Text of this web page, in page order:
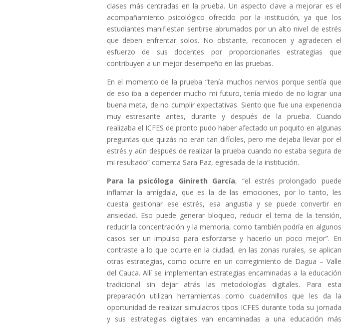
clases más centradas en la prueba. Un aspecto clave a mejorar es el
acompañamiento psicológico ofrecido por la institución, ya que los
estudiantes manifiestan sentirse abrumados por un alto nivel de estrés
que deben enfrentar solos. No obstante, reconocen y agradecen el
esfuerzo de sus docentes por proporcionarles estrategias que
contribuyen a un mejor desempeño en las pruebas.
En el momento de la prueba “tenía muchos nervios porque sentía que
de eso iba a depender mucho mi futuro, tenía miedo de no lograr una
buena meta, de no cumplir expectativas. Siento que fue una experiencia
muy estresante antes, durante y después de la prueba. Cuando
realizaba el ICFES de pronto pudo haber afectado un poquito en algunas
preguntas que quizás no erantan difíciles, pero me dejaba llevar por el
estrés y aún después de realizar la prueba cuando no estaba segura de
mi resultado” comenta Sara Paz, egresada de la institución.
Para la psicóloga Ginireth García, “el estrés prolongado puede
inflamar la amígdala, que es la de las emociones, por lo tanto, les
cuesta gestionar ese estrés, esa angustia y se puede convertir en
ansiedad. Eso puede generar bloqueo, reducir el tema de la tensión,
reducir la concentración y la memoria, como también podría en algunos
casos ser un impulso para esforzarse y hacerlo un poco mejor”. En
contraste a lo que ocurre en la ciudad, en las zonas rurales, se aplican
otras estrategias, como ocurre en un corregimiento de Dagua – Valle
del Cauca. Allí se implementan estrategias encaminadas a la educación
tradicional sin dejar atrás las metodologías digitales. Para esta
preparación utilizan herramientas como cuadernillos que les da la
oportunidad de realizar simulacros tipos ICFES durante toda su jornada
y sus estrategias digitales van encaminadas a una educación más